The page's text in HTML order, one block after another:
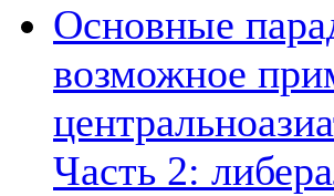
Основные
возможное
Часть 2: